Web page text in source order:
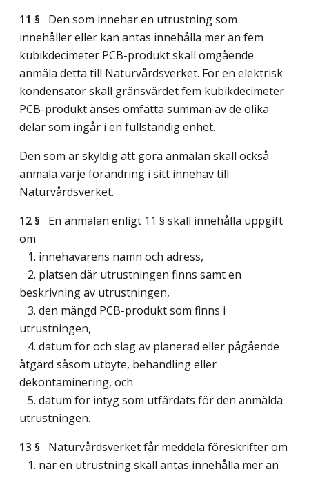
11 § Den som innehar en utrustning som
innehåller eller kan antas innehålla mer än fem
kubikdecimeter PCB-produkt skall omgående
anmäla detta till Naturvårdsverket. För en elektrisk
kondensator skall gränsvärdet fem kubikdecimeter
PCB-produkt anses omfatta summan av de olika
delar som ingår i en fullständig enhet.
Den som är skyldig att göra anmälan skall också
anmäla varje förändring i sitt innehav till
Naturvårdsverket.
12 § En anmälan enligt 11 § skall innehålla uppgift
om
1. innehavarens namn och adress,
2. platsen där utrustningen finns samt en
beskrivning av utrustningen,
3. den mängd PCB-produkt som finns i
utrustningen,
4. datum för och slag av planerad eller pågående
åtgärd såsom utbyte, behandling eller
dekontaminering, och
5. datum för intyg som utfärdats för den anmälda
utrustningen.
13 § Naturvårdsverket får meddela föreskrifter om
1. när en utrustning skall antas innehålla mer än